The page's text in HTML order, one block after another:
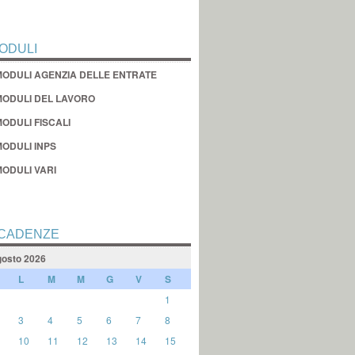
AGENZIA DELLE ENTRATE
DEL LAVORO
FISCALI
INPS
VARI
2026
L M M G V S
1
3 4 5 6 7
8
10 11 12 13 14
15